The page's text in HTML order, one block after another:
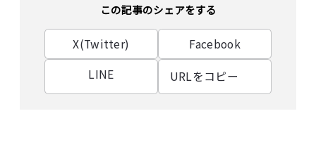
この記事のシェアをする
X(Twitter)
Facebook
LINE
URLをコピー